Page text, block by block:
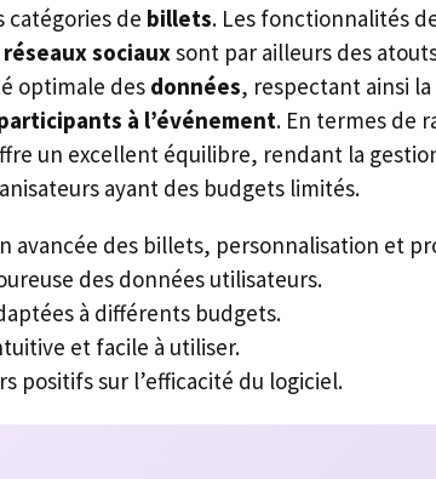
catégories de billets. Les fonctionnalités
réseaux sociaux sont par ailleurs des
optimale des données, respectant ainsi
à l’événement. En termes de
un excellent équilibre, rendant la
ayant des budgets limités.
avancée des billets, personnalisation et
des données utilisateurs.
à différents budgets.
et facile à utiliser.
positifs sur l’efficacité du logiciel.